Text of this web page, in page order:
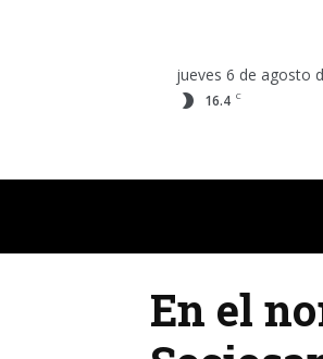
jueves 6 de agosto
16.4 C
En el